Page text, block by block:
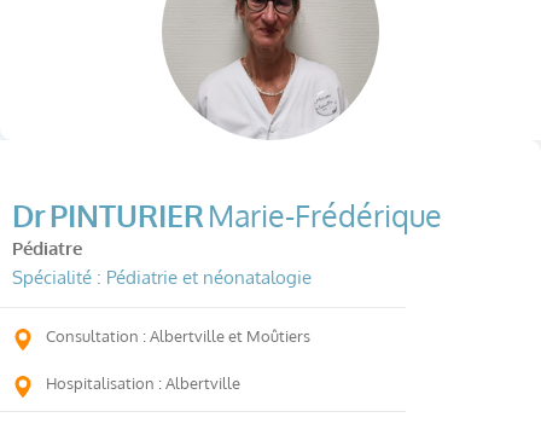
DrPINTURIERMarie-Frédérique
Pédiatre
Spécialité : Pédiatrie et néonatalogie
Consultation : Albertville et Moûtiers
Hospitalisation : Albertville